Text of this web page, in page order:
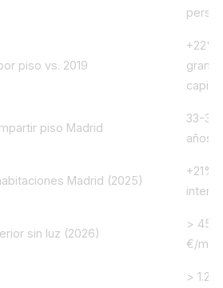
piso vs. 2019
+22%
piso Madrid
33-34
años
Madrid (2025)
+21%
sin luz (2026)
> 450
€/mes
>